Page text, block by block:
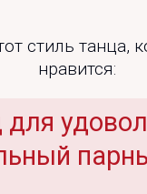
стиль танца,
нравится:
для